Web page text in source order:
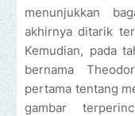
menunjukkan
akhirnya ditarik
Kemudian, pada
bernama
pertama tentang
gambar